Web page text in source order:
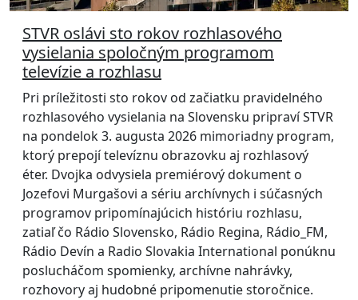
STVR oslávi sto rokov rozhlasového
vysielania spoločným programom
televízie a rozhlasu
Pri príležitosti sto rokov od začiatku pravidelného
rozhlasového vysielania na Slovensku pripraví STVR
na pondelok 3. augusta 2026 mimoriadny program,
ktorý prepojí televíznu obrazovku aj rozhlasový
éter. Dvojka odvysiela premiérový dokument o
Jozefovi Murgašovi a sériu archívnych i súčasných
programov pripomínajúcich históriu rozhlasu,
zatiaľ čo Rádio Slovensko, Rádio Regina, Rádio_FM,
Rádio Devín a Radio Slovakia International ponúknu
poslucháčom spomienky, archívne nahrávky,
rozhovory aj hudobné pripomenutie storočnice.